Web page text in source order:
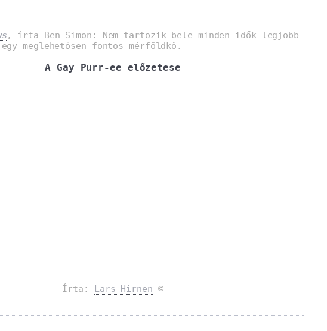
, írta Ben Simon: Nem tartozik bele minden idők legjobb
meglehetősen fontos mérföldkő.
A Gay Purr-ee előzetese
Írta: Lars Hirnen ©